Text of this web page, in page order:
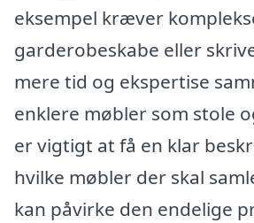
eksempel kræver
garderobeskabe eller
mere tid og ekspertise
enklere møbler som stole
er vigtigt at få en klar
hvilke møbler der skal
kan påvirke den endelige